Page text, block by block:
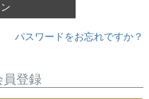
パスワードをお忘れですか？
員登録